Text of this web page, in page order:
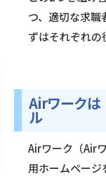
つ、適切な求職
ずはそれぞれの
Airワークは
ル
Airワーク（Air
用ホームペー